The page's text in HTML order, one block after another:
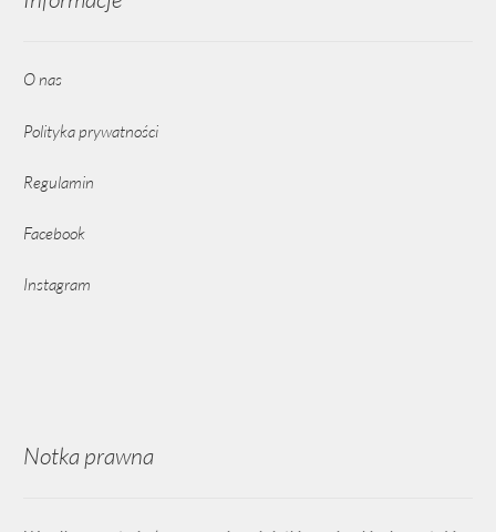
O nas
Polityka prywatności
Regulamin
Facebook
Instagram
Notka prawna